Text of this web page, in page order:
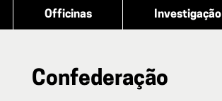
Officinas Investigação
Confederação